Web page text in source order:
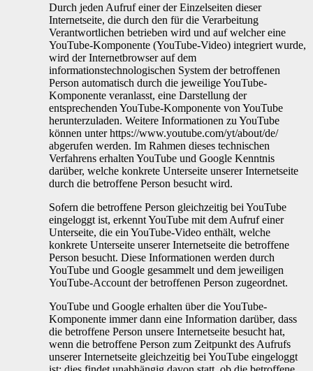
Durch jeden Aufruf einer der Einzelseiten dieser
Internetseite, die durch den für die Verarbeitung
Verantwortlichen betrieben wird und auf welcher eine
YouTube-Komponente (YouTube-Video) integriert wurde,
wird der Internetbrowser auf dem
informationstechnologischen System der betroffenen
Person automatisch durch die jeweilige YouTube-
Komponente veranlasst, eine Darstellung der
entsprechenden YouTube-Komponente von YouTube
herunterzuladen. Weitere Informationen zu YouTube
können unter https://www.youtube.com/yt/about/de/
abgerufen werden. Im Rahmen dieses technischen
Verfahrens erhalten YouTube und Google Kenntnis
darüber, welche konkrete Unterseite unserer Internetseite
durch die betroffene Person besucht wird.
Sofern die betroffene Person gleichzeitig bei YouTube
eingeloggt ist, erkennt YouTube mit dem Aufruf einer
Unterseite, die ein YouTube-Video enthält, welche
konkrete Unterseite unserer Internetseite die betroffene
Person besucht. Diese Informationen werden durch
YouTube und Google gesammelt und dem jeweiligen
YouTube-Account der betroffenen Person zugeordnet.
YouTube und Google erhalten über die YouTube-
Komponente immer dann eine Information darüber, dass
die betroffene Person unsere Internetseite besucht hat,
wenn die betroffene Person zum Zeitpunkt des Aufrufs
unserer Internetseite gleichzeitig bei YouTube eingeloggt